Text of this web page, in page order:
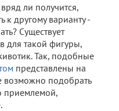
ли получится,
к другому варианту -
Существует
для такой фигуры,
Так, подобные
представлены на
возможно подобрать
приемлемой,